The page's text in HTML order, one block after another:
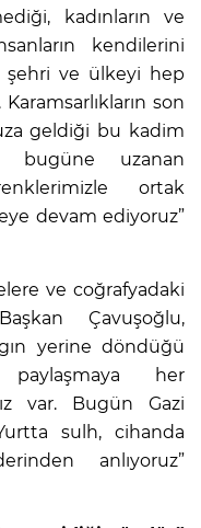
kadınların ve
kendilerini
şehri ve ülkeyi hep
son
geldiği bu kadim
bugüne uzanan
ortak
devam ediyoruz”
ve coğrafyadaki
Çavuşoğlu,
yerine döndüğü
her
var. Bugün Gazi
sulh, cihanda
anlıyoruz”